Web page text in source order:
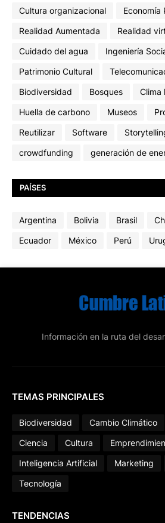
Cultura organizacional
Economía
Realidad Aumentada
Realidad
Cuidado del agua
Ingeniería
Patrimonio Cultural
Biodiversidad
Bosques Clima
Huella de carbono
Museos
Reutilizar
Software
crowdfunding
generación de
PAÍSES
Argentina Bolivia Brasil
Ecuador
México Perú
Información en la ruta del
TEMAS PRINCIPALES
Biodiversidad Cambio Climático
Ciencia
Cultura
Inteligencia Artificial
Marketing
Tecnología
TENDENCIAS